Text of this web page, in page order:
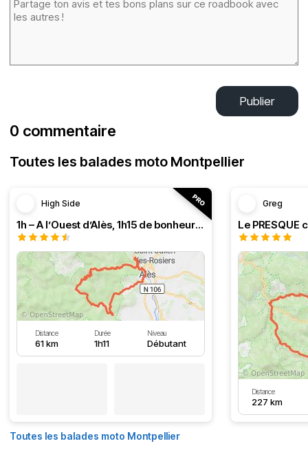
Publier
0 commentaire
Toutes les balades moto Montpellier
High Side
1h – A l’Ouest d’Alès, 1h15 de bonheur (HSRF23)
Distance
61 km
Durée
1h11
Niveau
Débutant
Greg
Distance
227 km
Toutes les balades moto Montpellier